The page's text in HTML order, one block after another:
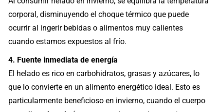
corporal, disminuyendo el choque térmico que puede
ocurrir al ingerir bebidas o alimentos muy calientes
cuando estamos expuestos al frío.
4. Fuente inmediata de energía
El helado es rico en carbohidratos, grasas y azúcares, lo
que lo convierte en un alimento energético ideal. Esto es
particularmente beneficioso en invierno, cuando el cuerpo